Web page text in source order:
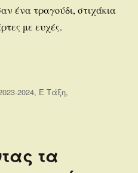
ένα τραγούδι, στιχάκια
με ευχές.
2024, Ε Τάξη,
τα